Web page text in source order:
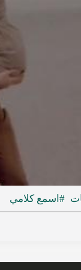
#اسمع كلامي